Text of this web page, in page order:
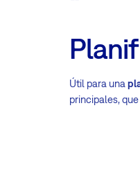
Útil para una
principales,